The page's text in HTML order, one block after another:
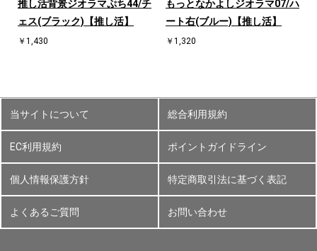
推し活背景ジオラマぷち44/チ
ェス(ブラック)【推し活】
￥1,430
もっとなかよしジオラマ07/ハ
ート右(ブルー)【推し活】
￥1,320
当サイトについて 総合利用規約
EC利用規約 ポイントガイドライン
個人情報保護方針 特定商取引法に基づく表記
よくあるご質問 お問い合わせ